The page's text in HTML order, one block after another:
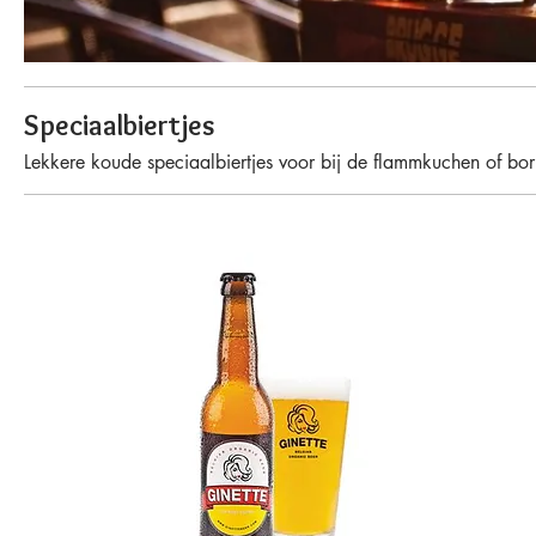
Speciaalbiertjes
Lekkere koude speciaalbiertjes voor bij de flammkuchen of